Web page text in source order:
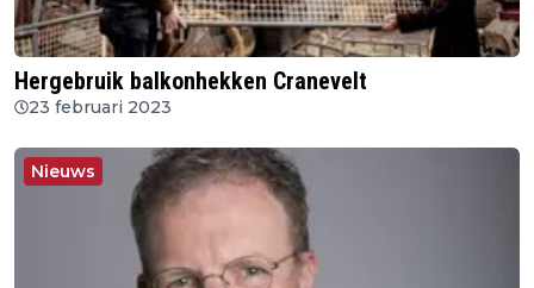
Hergebruik balkonhekken Cranevelt
23 februari 2023
Nieuws